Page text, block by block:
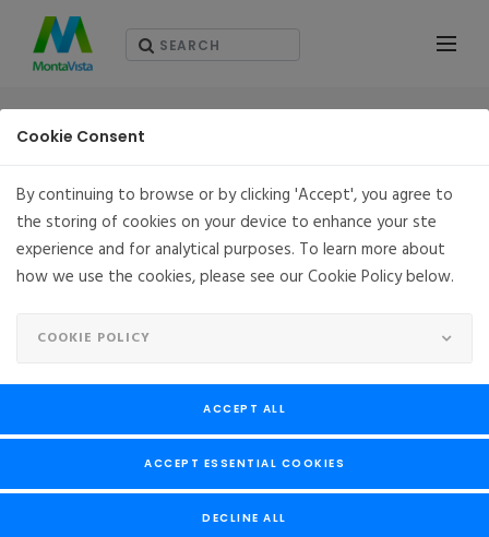
개요
스템에 이르기까지 임베디드 시스템은 점점 더 데이터 침해 및
사이버 보안 위협에 대응하여 MVSecure 서비스는 Linux 임베디
드 시스템의 보안 과제를 해결하는 엔드 투 엔드 솔루션을 제공
합니다.
Cookie Consent
By continuing to browse or by clicking 'Accept', you agree to
the storing of cookies on your device to enhance your ste
experience and for analytical purposes. To learn more about
how we use the cookies, please see our Cookie Policy below.
COOKIE POLICY
ACCEPT ALL
ACCEPT ESSENTIAL COOKIES
DECLINE ALL